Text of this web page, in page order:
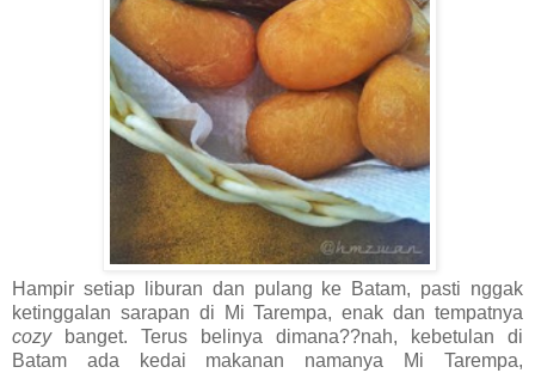
Hampir setiap liburan dan pulang ke Batam, pasti nggak
ketinggalan sarapan di Mi Tarempa, enak dan tempatnya
cozybanget. Terus belinya dimana??nah, kebetulan di
Batam ada kedai makanan namanya Mi Tarempa,